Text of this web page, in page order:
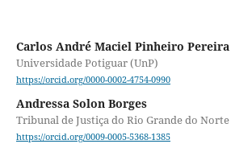
Carlos André Maciel Pinheiro Pereira
Universidade Potiguar (UnP)
https://orcid.org/0000-0002-4754-0990
Andressa Solon Borges
Tribunal de Justiça do Rio Grande do Norte
https://orcid.org/0009-0005-5368-1385